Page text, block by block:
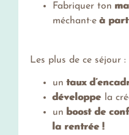
Fabriquer ton
méchant·e à
Les plus de ce séjour :
untaux
développe la
un boost de
la rentrée !